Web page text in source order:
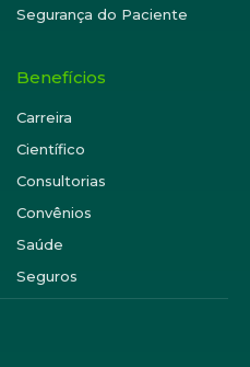
Segurança do Paciente
Benefícios
Carreira
Científico
Consultorias
Convênios
Saúde
Seguros